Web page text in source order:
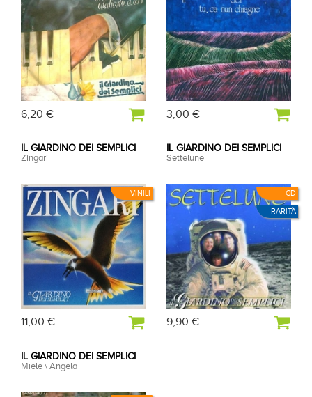
6,20 € 3,00 €
VINILI
IL GIARDINO DEI SEMPLICI
Zingari
11,00 €
RARITÀ
CD
IL GIARDINO DEI SEMPLICI
Settelune
9,90 €
IL GIARDINO DEI SEMPLICI
Miele \ Angela